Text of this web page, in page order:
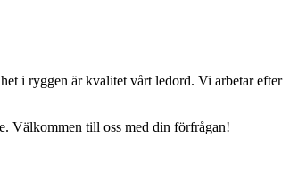
i ryggen är kvalitet vårt ledord. Vi arbetar efter
Välkommen till oss med din förfrågan!